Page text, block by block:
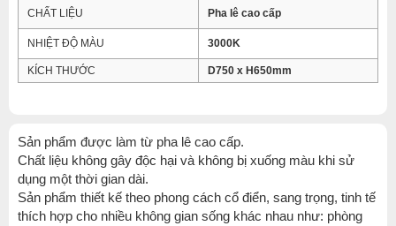
CHẤT LIỆU Pha lê cao cấp
NHIỆT ĐỘ MÀU 3000K
KÍCH THƯỚC D750 x H650mm
Sản phẩm được làm từ pha lê cao cấp.
Chất liệu không gây độc hại và không bị xuống màu khi sử
dụng một thời gian dài.
Sản phẩm thiết kế theo phong cách cổ điển, sang trọng, tinh tế
thích hợp cho nhiều không gian sống khác nhau như: phòng